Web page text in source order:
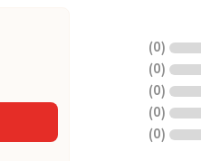
(
0
)
(
0
)
(
0
)
(
0
)
(
0
)